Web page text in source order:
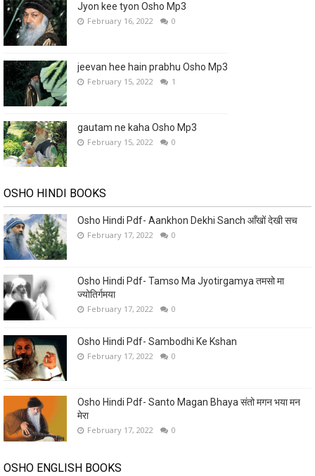
Jyon kee tyon Osho Mp3
February 16, 2022 0
jeevan hee hain prabhu Osho Mp3
February 15, 2022 1
gautam ne kaha Osho Mp3
February 15, 2022 0
OSHO HINDI BOOKS
Osho Hindi Pdf- Aankhon Dekhi Sanch आँखों देखी सच
February 17, 2022 0
Osho Hindi Pdf- Tamso Ma Jyotirgamya तमसो मा
ज्योतिर्गमया
February 17, 2022 0
Osho Hindi Pdf- Sambodhi Ke Kshan
February 17, 2022 0
Osho Hindi Pdf- Santo Magan Bhaya संतो मगन भया मन
मेरा
February 17, 2022 0
OSHO ENGLISH BOOKS